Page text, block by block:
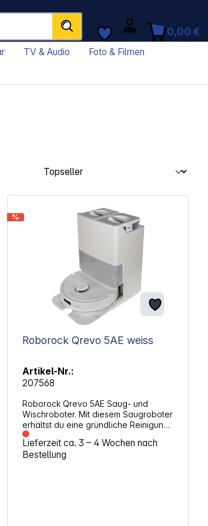
0,00 €
TV & Audio
Foto & Filmen
%
Roborock Qrevo 5AE weiss
Artikel-Nr.:
207568
Roborock Qrevo 5AE Saug- und
Wischroboter. Mit diesem Saugroboter
erhältst du eine gründliche Reinigung
für verschiedene Bodenarten. Die
starke Saugkraft entfernt selbst feine
Partikel, während die Wischfunktion
Lieferzeit ca. 3 – 4 Wochen nach
Bestellung